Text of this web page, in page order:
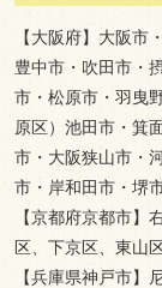
新着情報
スタッフブログ
サイトマップ
【大阪府】大阪市
豊中市・吹田市・
市・松原市・羽曳
原区）池田市・箕
市・大阪狭山市・
市・岸和田市・堺
【京都府京都市】
区、下京区、東山
【兵庫県神戸市】